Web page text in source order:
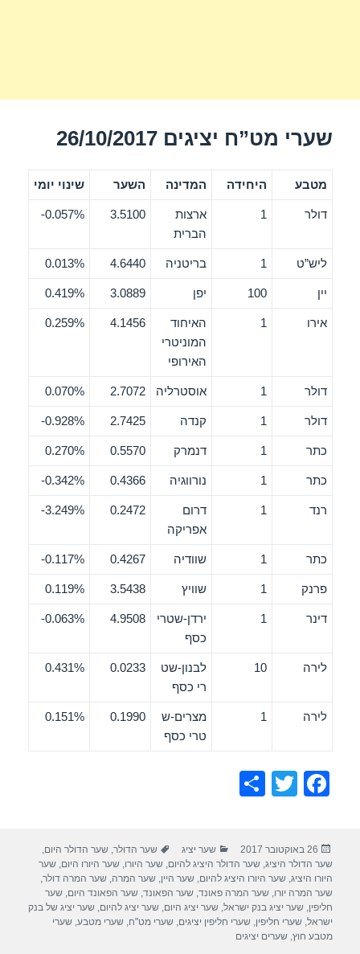
שערי מט”ח יציגים 26/10/2017
מטבע היחידה המדינה השער שינוי יומי
דולר 1
ארצות
הברית
3.5100
0.057%-
ליש”ט 1 בריטניה 4.6440
0.013%
יין 100 יפן 3.0889
0.419%
אירו 1
האיחוד
המוניטרי
האירופי
4.1456
0.259%
דולר 1 אוסטרליה 2.7072
0.070%
דולר 1 קנדה 2.7425
0.928%-
כתר 1 דנמרק 0.5570
0.270%
כתר 1 נורווגיה 0.4366
0.342%-
רנד 1
דרום
אפריקה
0.2472
3.249%-
כתר 1 שוודיה 0.4267
0.117%-
פרנק 1 שוויץ 3.5438
0.119%
דינר 1
ירדן-שטרי
כסף
4.9508
0.063%-
לירה 10
לבנון-שט
רי כסף
0.0233
0.431%
לירה 1
מצרים-ש
טרי כסף
0.1990
0.151%
F
e
b
o
o
T
er
e
פורסם
בתאריך
26 באוקטובר 2017 קטגוריות
שער יציג תגיות
שער הדולר,שער הדולר היום,
שער הדולר היציג,שער הדולר היציג להיום,שער היורו,שער היורו היום,שער
היורו היציג,שער היורו היציג להיום,שער היין,שער המרה,שער המרה דולר,
שער המרה יורו,שער המרה פאונד,שער הפאונד,שער הפאונד היום,שער
חליפין,שער יציג בנק ישראל,שער יציג היום,שער יציג להיום,שער יציג של בנק
ישראל,שערי חליפין,שערי חליפין יציגים,שערי מט"ח,שערי מטבע,שערי
מטבע חוץ,שערים יציגים